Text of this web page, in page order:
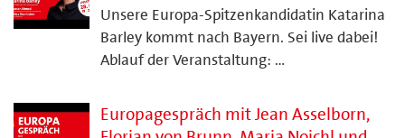
Unsere Europa-Spitzenkandidatin Katarina
Barley kommt nach Bayern. Sei live dabei!
Ablauf der Veranstaltung: …
Europagespräch mit Jean Asselborn,